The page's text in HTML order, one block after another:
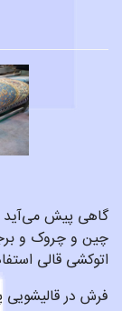
گاهی پیش
چین و چروک و
اتوکشی قالی
فرش در قالیشویی